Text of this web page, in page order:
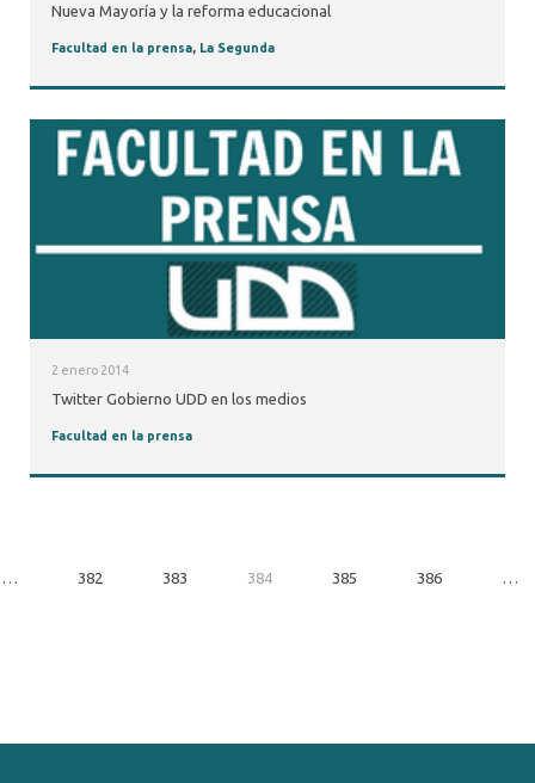
Nueva Mayoría y la reforma educacional
Facultad en la prensa, La Segunda
2 enero 2014
Twitter Gobierno UDD en los medios
Facultad en la prensa
… 382 383 384 385 386 …